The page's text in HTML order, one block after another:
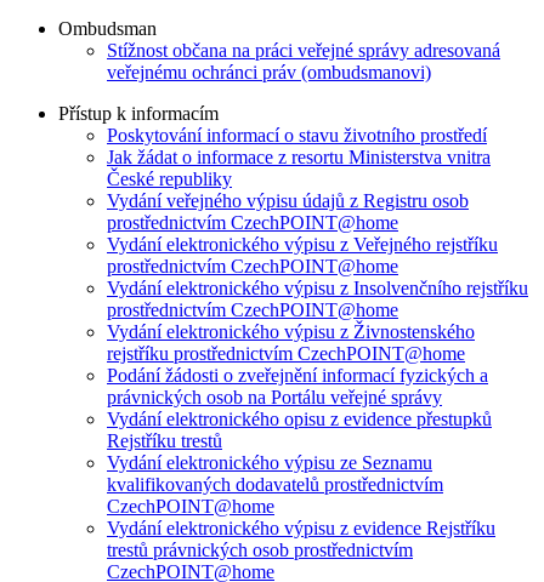
Ombudsman
Stížnost občana na práci veřejné správy adresovaná
veřejnému ochránci práv (ombudsmanovi)
Přístup k informacím
Poskytování informací o stavu životního prostředí
Jak žádat o informace z resortu Ministerstva vnitra
České republiky
Vydání veřejného výpisu údajů z Registru osob
prostřednictvím CzechPOINT@home
Vydání elektronického výpisu z Veřejného rejstříku
prostřednictvím CzechPOINT@home
Vydání elektronického výpisu z Insolvenčního rejstříku
prostřednictvím CzechPOINT@home
Vydání elektronického výpisu z Živnostenského
rejstříku prostřednictvím CzechPOINT@home
Podání žádosti o zveřejnění informací fyzických a
právnických osob na Portálu veřejné správy
Vydání elektronického opisu z evidence přestupků
Rejstříku trestů
Vydání elektronického výpisu ze Seznamu
kvalifikovaných dodavatelů prostřednictvím
CzechPOINT@home
Vydání elektronického výpisu z evidence Rejstříku
trestů právnických osob prostřednictvím
CzechPOINT@home